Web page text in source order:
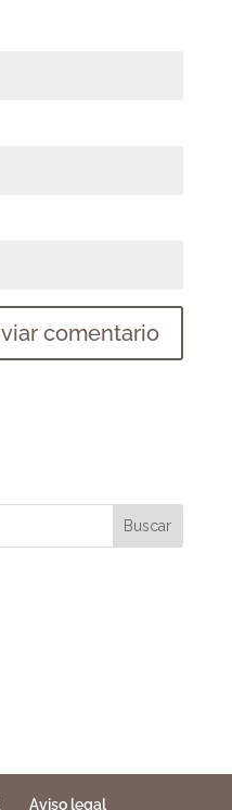
Buscar
Aviso legal